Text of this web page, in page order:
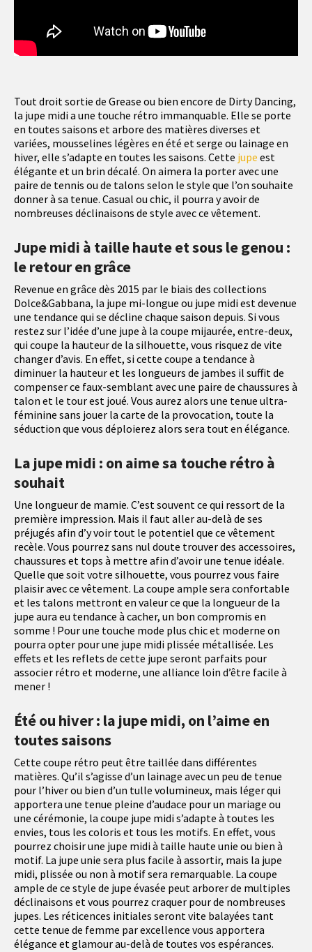
Tout droit sortie de Grease ou bien encore de Dirty Dancing,
la jupe midi a une touche rétro immanquable. Elle se porte
en toutes saisons et arbore des matières diverses et
variées, mousselines légères en été et serge ou lainage en
hiver, elle s’adapte en toutes les saisons. Cette jupe est
élégante et un brin décalé. On aimera la porter avec une
paire de tennis ou de talons selon le style que l’on souhaite
donner à sa tenue. Casual ou chic, il pourra y avoir de
nombreuses déclinaisons de style avec ce vêtement.
Jupe midi à taille haute et sous le genou :
le retour en grâce
Revenue en grâce dès 2015 par le biais des collections
Dolce&Gabbana, la jupe mi-longue ou jupe midi est devenue
une tendance qui se décline chaque saison depuis. Si vous
restez sur l’idée d’une jupe à la coupe mijaurée, entre-deux,
qui coupe la hauteur de la silhouette, vous risquez de vite
changer d’avis. En effet, si cette coupe a tendance à
diminuer la hauteur et les longueurs de jambes il suffit de
compenser ce faux-semblant avec une paire de chaussures à
talon et le tour est joué. Vous aurez alors une tenue ultra-
féminine sans jouer la carte de la provocation, toute la
séduction que vous déploierez alors sera tout en élégance.
La jupe midi : on aime sa touche rétro à
souhait
Une longueur de mamie. C’est souvent ce qui ressort de la
première impression. Mais il faut aller au-delà de ses
préjugés afin d’y voir tout le potentiel que ce vêtement
recèle. Vous pourrez sans nul doute trouver des accessoires,
chaussures et tops à mettre afin d’avoir une tenue idéale.
Quelle que soit votre silhouette, vous pourrez vous faire
plaisir avec ce vêtement. La coupe ample sera confortable
et les talons mettront en valeur ce que la longueur de la
jupe aura eu tendance à cacher, un bon compromis en
somme ! Pour une touche mode plus chic et moderne on
pourra opter pour une jupe midi plissée métallisée. Les
effets et les reflets de cette jupe seront parfaits pour
associer rétro et moderne, une alliance loin d’être facile à
mener !
Été ou hiver : la jupe midi, on l’aime en
toutes saisons
Cette coupe rétro peut être taillée dans différentes
matières. Qu’il s’agisse d’un lainage avec un peu de tenue
pour l’hiver ou bien d’un tulle volumineux, mais léger qui
apportera une tenue pleine d’audace pour un mariage ou
une cérémonie, la coupe jupe midi s’adapte à toutes les
envies, tous les coloris et tous les motifs. En effet, vous
pourrez choisir une jupe midi à taille haute unie ou bien à
motif. La jupe unie sera plus facile à assortir, mais la jupe
midi, plissée ou non à motif sera remarquable. La coupe
ample de ce style de jupe évasée peut arborer de multiples
déclinaisons et vous pourrez craquer pour de nombreuses
jupes. Les réticences initiales seront vite balayées tant
cette tenue de femme par excellence vous apportera
élégance et glamour au-delà de toutes vos espérances.